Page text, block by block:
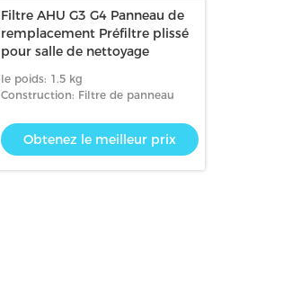
Filtre AHU G3 G4 Panneau de
remplacement Préfiltre plissé
pour salle de nettoyage
le poids: 1.5 kg
Construction: Filtre de panneau
Obtenez le meilleur prix